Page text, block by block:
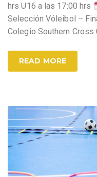
hrs U16 a las 17:00 hrs
Selección Vóleibol –
Colegio Southern Cross
READ MORE